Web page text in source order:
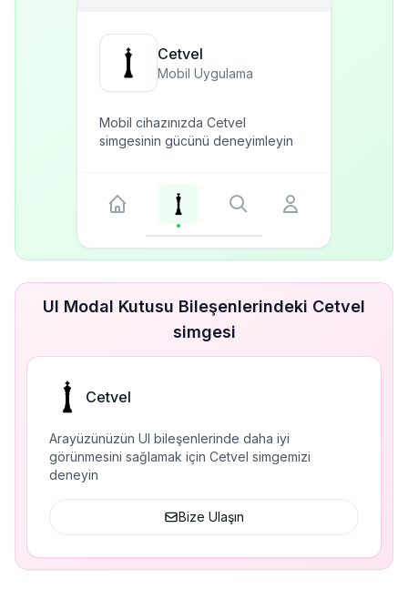
Cetvel
Mobil Uygulama
Mobil cihazınızda Cetvel
simgesinin gücünü deneyimleyin
UI Modal Kutusu Bileşenlerindeki Cetvel
simgesi
Cetvel
Arayüzünüzün UI bileşenlerinde daha iyi
görünmesini sağlamak için Cetvel simgemizi
deneyin
Bize Ulaşın